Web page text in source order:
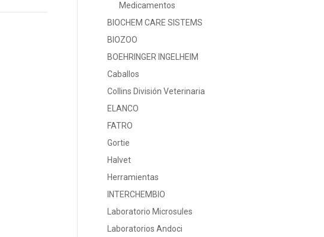
Medicamentos
BIOCHEM CARE SISTEMS
BIOZOO
BOEHRINGER INGELHEIM
Caballos
Collins División Veterinaria
ELANCO
FATRO
Gortie
Halvet
Herramientas
INTERCHEMBIO
Laboratorio Microsules
Laboratorios Andoci